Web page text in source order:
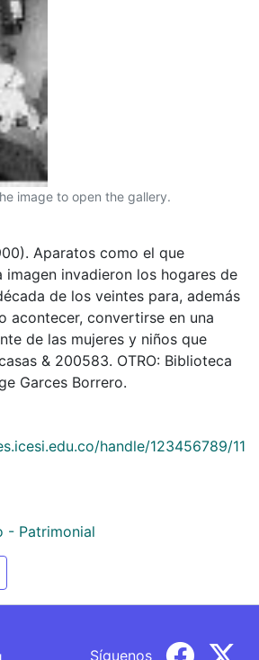
image to open the gallery.
Aparatos como el que
imagen invadieron los hogares de
de los veintes para, además
acontecer, convertirse en una
de las mujeres y niños que
& 200583. OTRO: Biblioteca
Garces Borrero.
handle/123456789/11
- Patrimonial
Síguenos